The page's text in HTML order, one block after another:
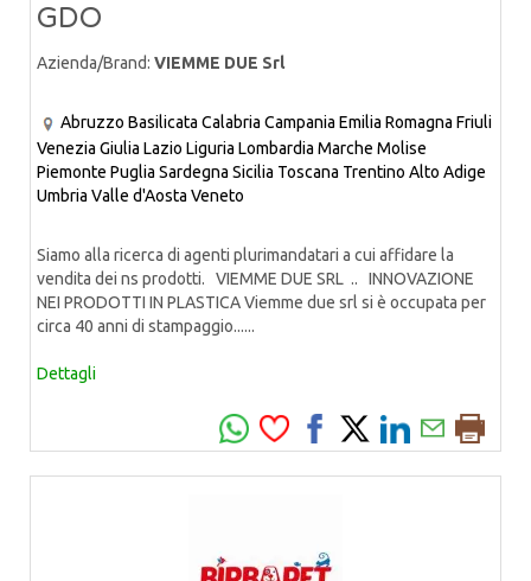
GDO
Azienda/Brand: VIEMME DUE Srl
Abruzzo Basilicata Calabria Campania Emilia Romagna Friuli
Venezia Giulia Lazio Liguria Lombardia Marche Molise
Piemonte Puglia Sardegna Sicilia Toscana Trentino Alto Adige
Umbria Valle d'Aosta Veneto
Siamo alla ricerca di agenti plurimandatari a cui affidare la
vendita dei ns prodotti. VIEMME DUE SRL .. INNOVAZIONE
NEI PRODOTTI IN PLASTICA Viemme due srl si è occupata per
circa 40 anni di stampaggio......
Dettagli